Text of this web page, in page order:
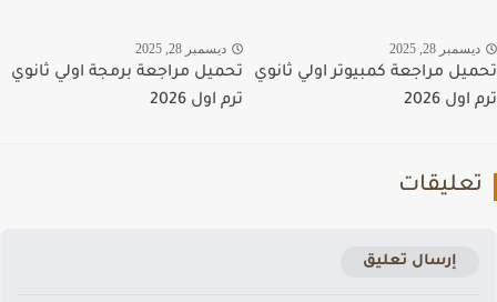
28, 2025
مراجعة كمبيوتر اولي ثانوي
2026
ديسمبر 28, 2025
تحميل مراجعة برمجة اولي ثانوي
ترم اول 2026
إرسال تعليق